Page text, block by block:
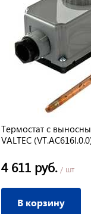
Термостат с
VALTEC
4 611 руб. / шт
В корзину